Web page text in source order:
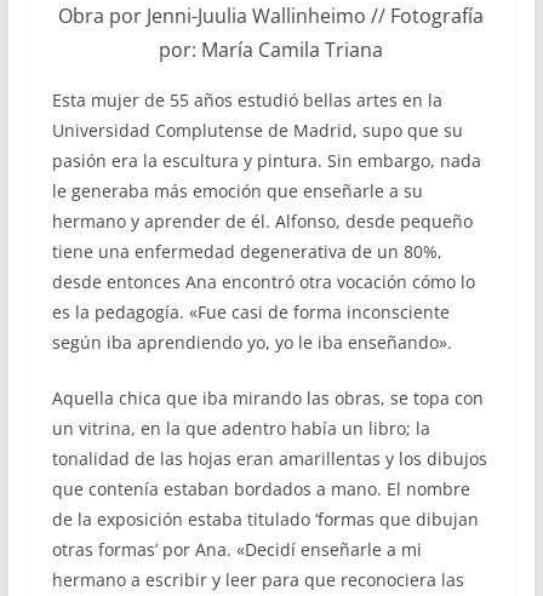
Obra por Jenni-Juulia Wallinheimo // Fotografía
por: María Camila Triana
Esta mujer de 55 años estudió bellas artes en la
Universidad Complutense de Madrid, supo que su
pasión era la escultura y pintura. Sin embargo, nada
le generaba más emoción que enseñarle a su
hermano y aprender de él. Alfonso, desde pequeño
tiene una enfermedad degenerativa de un 80%,
desde entonces Ana encontró otra vocación cómo lo
es la pedagogía. «Fue casi de forma inconsciente
según iba aprendiendo yo, yo le iba enseñando».
Aquella chica que iba mirando las obras, se topa con
un vitrina, en la que adentro había un libro; la
tonalidad de las hojas eran amarillentas y los dibujos
que contenía estaban bordados a mano. El nombre
de la exposición estaba titulado ‘formas que dibujan
otras formas’ por Ana. «Decidí enseñarle a mi
hermano a escribir y leer para que reconociera las